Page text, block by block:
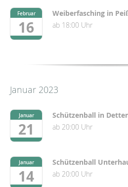
Februar
16
Weiberfasching in
ab 18:00 Uhr
Januar 2023
Januar
21
Schützenball in
ab 20:00 Uhr
Januar
14
Schützenball
ab 20:00 Uhr